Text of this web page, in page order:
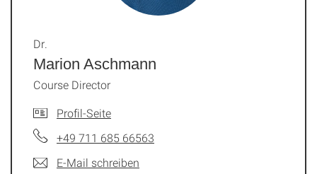
Marion Aschmann
Dr.
Course Director
Profil-Seite
+49 711 685 66563
E-Mail schreiben